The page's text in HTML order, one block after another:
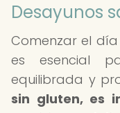
Desayunos
Comenzar el
es esencial
equilibrada y
sin gluten, es